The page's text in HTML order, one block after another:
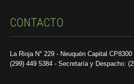
CONTACTO
La Rioja N° 229 - Neuquén Capital
(299) 449 5384 - Secretaría y Despacho: